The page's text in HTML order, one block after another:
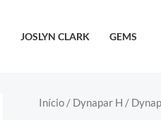
JOSLYN CLARK GEMS
Início/ Dynapar H /